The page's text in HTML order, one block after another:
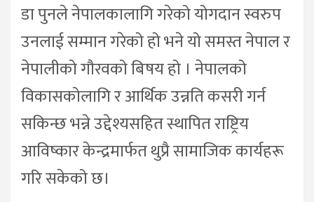
डा पुनले नेपालकालागि गरेको योगदान स्वरुप
उनलाई सम्मान गरेको हो भने यो समस्त नेपाल र
नेपालीको गौरवको बिषय हो । नेपालको
विकासकोलागि र आर्थिक उन्नति कसरी गर्न
सकिन्छ भन्ने उद्देश्यसहित स्थापित राष्ट्रिय
आविष्कार केन्द्रमार्फत थुप्रै सामाजिक कार्यहरू
गरि सकेको छ।